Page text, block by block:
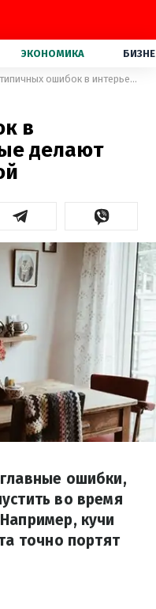
ЭКОНОМИКА
5 типичных ошибок в интерьере, которые делают квартиру неуютной
в
делают
ошибки,
во время
кучи
точно портят